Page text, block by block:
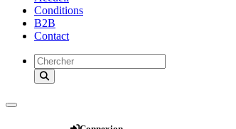
Conditions
B2B
Contact